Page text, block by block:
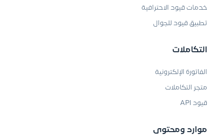
خدمات قيود الاحترافية
تطبيق قيود للجوال
التكاملات
الفاتورة الإلكترونية
متجر التكاملات
قيود API
موارد ومحتوى